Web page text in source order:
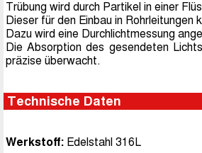
Trübung wird durch Partikel in einer
Dieser für den Einbau in
Dazu wird eine Durchlichtmessung
Die Absorption des gesendeten
präzise überwacht.
Technische Daten
Werkstoff: Edelstahl 316L